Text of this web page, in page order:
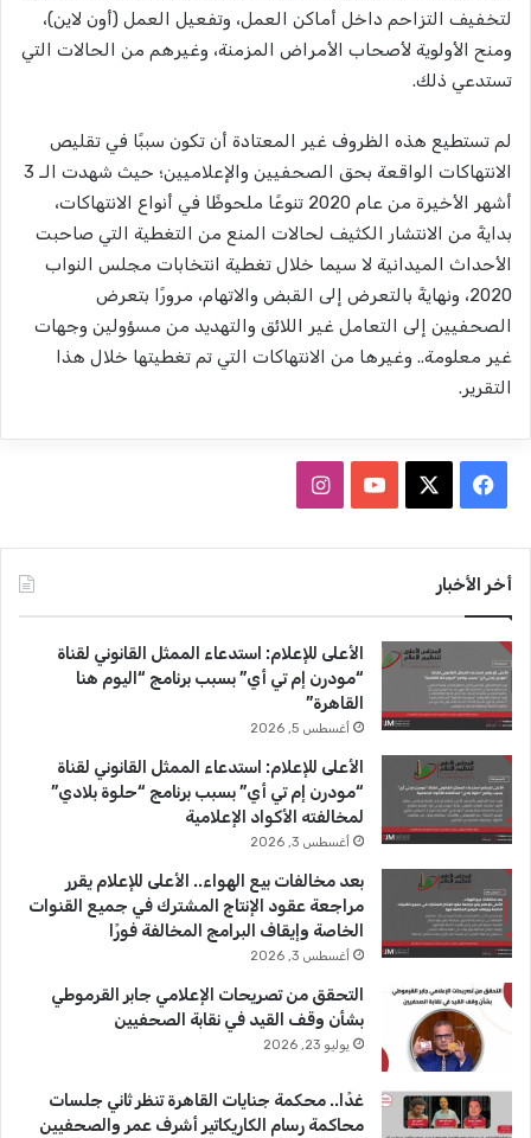
لتخفيف التزاحم داخل أماكن العمل، وتفعيل العمل (أون لاين)،
ومنح الأولوية لأصحاب الأمراض المزمنة، وغيرهم من الحالات التي
تستدعي ذلك.
لم تستطيع هذه الظروف غير المعتادة أن تكون سببًا في تقليص
الانتهاكات الواقعة بحق الصحفيين والإعلاميين؛ حيث شهدت الـ 3
أشهر الأخيرة من عام 2020 تنوعًا ملحوظًا في أنواع الانتهاكات،
بدايةً من الانتشار الكثيف لحالات المنع من التغطية التي صاحبت
الأحداث الميدانية لا سيما خلال تغطية انتخابات مجلس النواب
2020، ونهايةً بالتعرض إلى القبض والاتهام، مرورًا بتعرض
الصحفيين إلى التعامل غير اللائق والتهديد من مسؤولين وجهات
غير معلومة.. وغيرها من الانتهاكات التي تم تغطيتها خلال هذا
التقرير.
س
و
ك
T
u
b
e
ق
ا
م
أخر الأخبار
الأعلى للإعلام: استدعاء الممثل القانوني لقناة
“مودرن إم تي أي” بسبب برنامج “اليوم هنا
القاهرة”
أغسطس 5, 2026
الأعلى للإعلام: استدعاء الممثل القانوني لقناة
“مودرن إم تي أي” بسبب برنامج “حلوة بلادي”
لمخالفته الأكواد الإعلامية
أغسطس 3, 2026
بعد مخالفات بيع الهواء.. الأعلى للإعلام يقرر
مراجعة عقود الإنتاج المشترك في جميع القنوات
الخاصة وإيقاف البرامج المخالفة فورًا
أغسطس 3, 2026
التحقق من تصريحات الإعلامي جابر القرموطي
بشأن وقف القيد في نقابة الصحفيين
يوليو 23, 2026
غدًا.. محكمة جنايات القاهرة تنظر ثاني جلسات
محاكمة رسام الكاريكاتير أشرف عمر والصحفيين